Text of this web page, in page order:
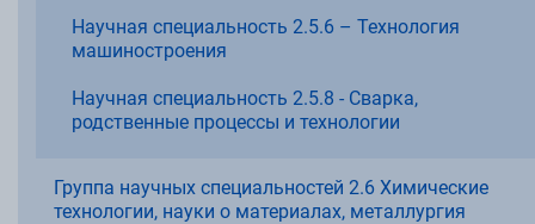
Научная специальность 2.5.6 – Технология
машиностроения
Научная специальность 2.5.8 - Сварка,
родственные процессы и технологии
Группа научных специальностей 2.6 Химические
технологии, науки о материалах, металлургия